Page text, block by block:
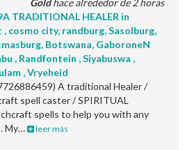
Goldhace alrededor de 2 horas
TRADITIONAL HEALER in
cosmo city, randburg, Sasolburg,
Botswana, GaboroneN
, Randfontein , Siyabuswa ,
, Vryeheid
A traditional Healer /
spell caster / SPIRITUAL
spells to help you with any
My…
leer más